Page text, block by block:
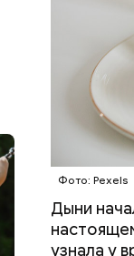
Фото: Pexels
Дыни
узнала у